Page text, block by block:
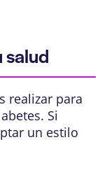
salud
realizar para
Si
un estilo